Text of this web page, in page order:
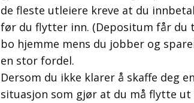
de fleste utleiere kreve at du
før du flytter inn. (Depositum får du
bo hjemme mens du jobber og
en stor fordel.
Dersom du ikke klarer å skaffe deg
situasjon som gjør at du må flytte